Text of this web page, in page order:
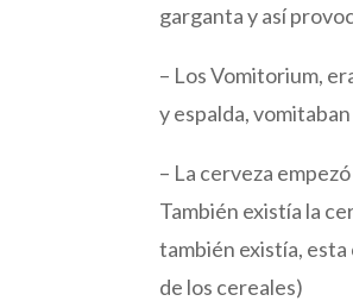
garganta y así
– Los Vomitorium,
y espalda,
– La cerveza
También existía la
también existía, esta
de los cereales)